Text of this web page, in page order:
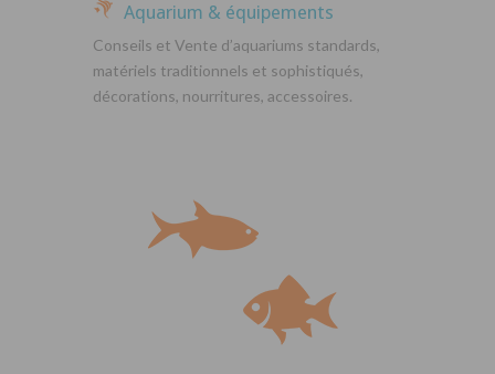
Aquarium & équipements
Conseils et Vente d’aquariums standards,
matériels traditionnels et sophistiqués,
décorations, nourritures, accessoires.